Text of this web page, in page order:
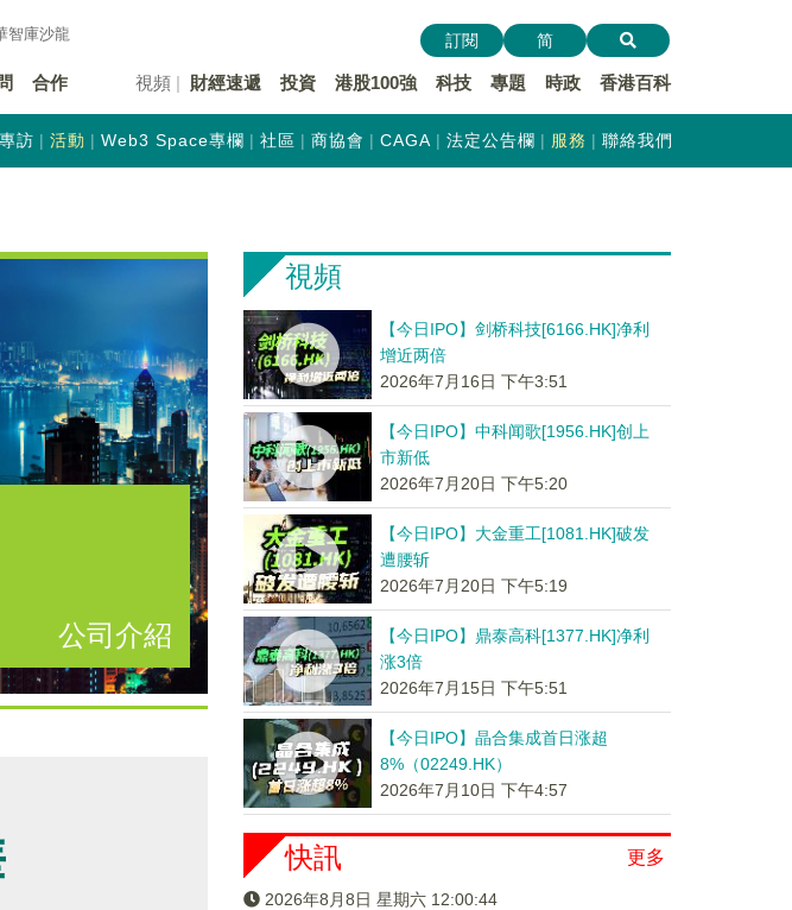
智庫沙龍
合作 視頻 財經速遞 投資 港股100強 科技 專題 時政 香港百科
訂閱 简
專訪 活動 Web3 Space專欄 社區 商協會 CAGA 法定公告欄 服務 聯絡我們
公司介紹
視頻
【今日IPO】剑桥科技[6166.HK]净利
增近两倍
2026年7月16日 下午3:51
【今日IPO】中科闻歌[1956.HK]创上
市新低
2026年7月20日 下午5:20
【今日IPO】大金重工[1081.HK]破发
遭腰斩
2026年7月20日 下午5:19
【今日IPO】鼎泰高科[1377.HK]净利
涨3倍
2026年7月15日 下午5:51
【今日IPO】晶合集成首日涨超
8%（02249.HK）
2026年7月10日 下午4:57
更多
快訊
2026年8月8日 星期六 12:00:44